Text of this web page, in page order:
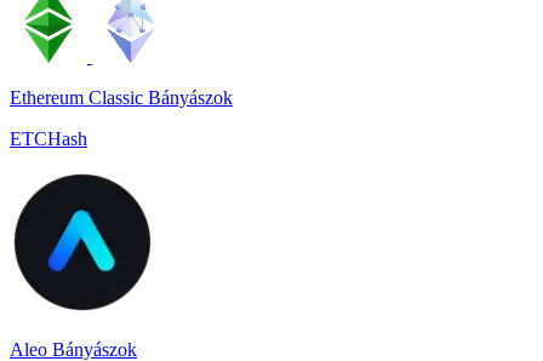
Ethereum Classic Bányászok
ETCHash
Aleo Bányászok